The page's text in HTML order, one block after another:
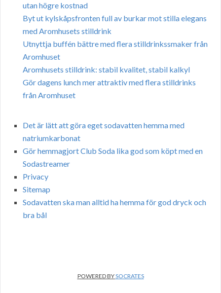
utan högre kostnad
Byt ut kylskåpsfronten full av burkar mot stilla elegans
med Aromhusets stilldrink
Utnyttja buffén bättre med flera stilldrinkssmaker från
Aromhuset
Aromhusets stilldrink: stabil kvalitet, stabil kalkyl
Gör dagens lunch mer attraktiv med flera stilldrinks
från Aromhuset
Det är lätt att göra eget sodavatten hemma med
natriumkarbonat
Gör hemmagjort Club Soda lika god som köpt med en
Sodastreamer
Privacy
Sitemap
Sodavatten ska man alltid ha hemma för god dryck och
bra bål
POWERED BYSOCRATES